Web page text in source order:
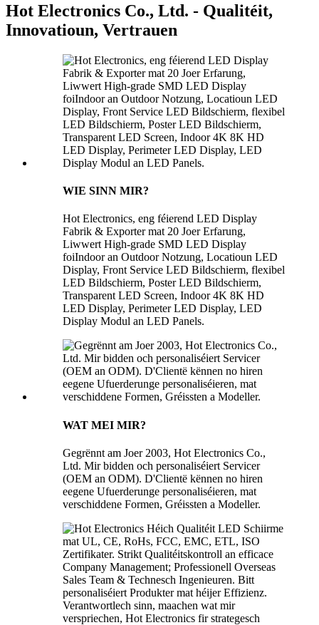
Hot Electronics Co., Ltd. - Qualitéit,
Innovatioun, Vertrauen
WIE SINN MIR?
Hot Electronics, eng féierend LED Display
Fabrik & Exporter mat 20 Joer Erfarung,
Liwwert High-grade SMD LED Display
foiIndoor an Outdoor Notzung, Locatioun LED
Display, Front Service LED Bildschierm, flexibel
LED Bildschierm, Poster LED Bildschierm,
Transparent LED Screen, Indoor 4K 8K HD
LED Display, Perimeter LED Display, LED
Display Modul an LED Panels.
WAT MEI MIR?
Gegrënnt am Joer 2003, Hot Electronics Co.,
Ltd. Mir bidden och personaliséiert Servicer
(OEM an ODM). D'Clientë kënnen no hiren
eegene Ufuerderunge personaliséieren, mat
verschiddene Formen, Gréissten a Modeller.